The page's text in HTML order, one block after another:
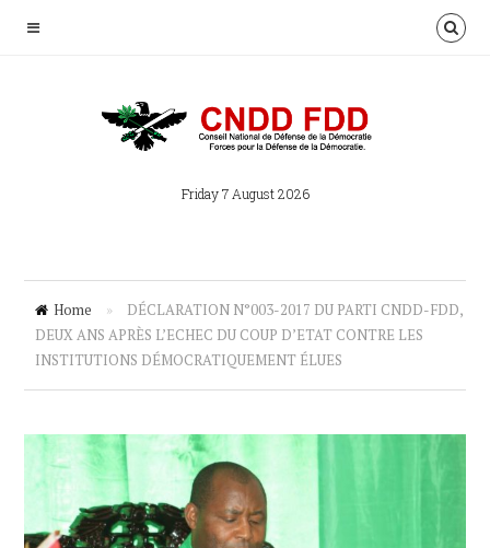
Friday 7 August 2026
Home »
DÉCLARATION N°003-2017 DU PARTI CNDD-FDD,
DEUX ANS APRÈS L’ECHEC DU COUP D’ETAT CONTRE LES
INSTITUTIONS DÉMOCRATIQUEMENT ÉLUES